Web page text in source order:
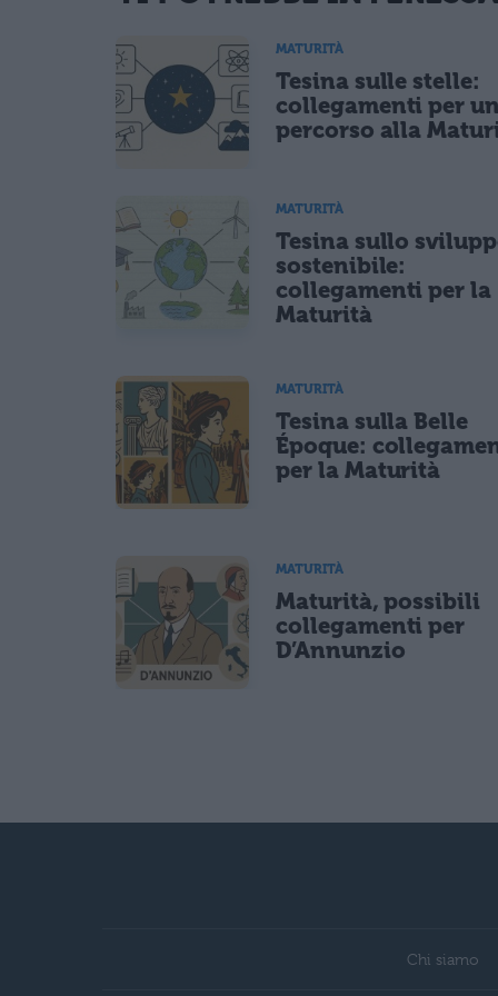
Ho letto e acconsento l'informativa
Acconsento all'uso dei miei dati da parte di terzi per
CONFERMA E PUBBLICA
MATURITÀ
Tesina sulle stelle:
collegamenti per un
percorso alla
MATURITÀ
Tesina sullo
sostenibile:
collegamenti per la
Maturità
MATURITÀ
Tesina sulla Belle
Époque:
per la Maturità
MATURITÀ
Maturità, possibili
collegamenti per
D’Annunzio
Chi siamo